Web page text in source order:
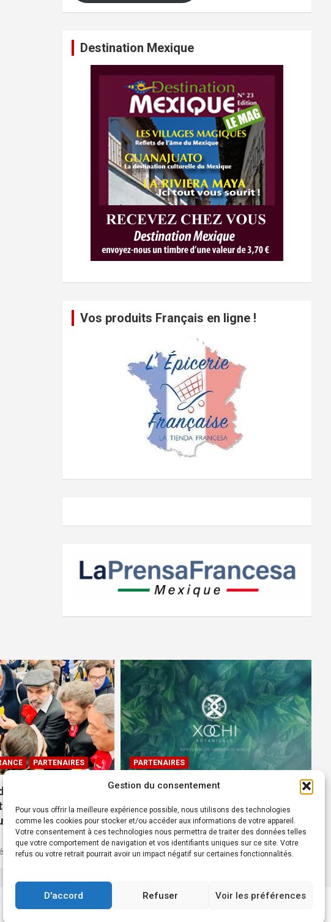
Gestion du consentement
Pour vous offrir la meilleure expérience possible, nous utilisons des technologies
comme les cookies pour stocker et/ou accéder aux informations de votre appareil.
Votre consentement à ces technologies nous permettra de traiter des données telles
que votre comportement de navigation et vos identifiants uniques sur ce site. Votre
refus ou votre retrait pourrait avoir un impact négatif sur certaines fonctionnalités.
D'accord Refuser Voir les préférences
Destination Mexique
Vos produits Français en ligne !
PARTENAIRES
magasin
produits
ses portes à
PARTENAIRES
Devenez Ambassadeur XOCHI
BOTANICALS – « El espíritu
francés con corazón de
México! »
24 août 2022 Rédacteur